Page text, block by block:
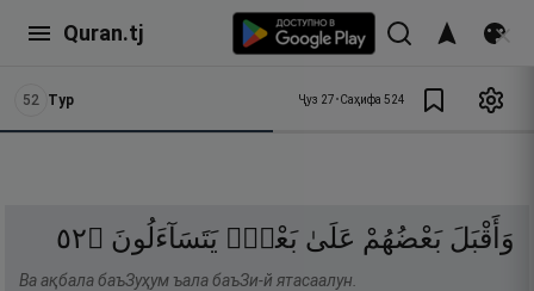
Quran.tj
52 Тур Ҷуз 27•Саҳифа 524
وَأَقْبَلَ بَعْضُهُمْ عَلَىٰ بَعْضٍۢ يَتَسَآءَلُونَ ۝٢٥
Ва ақбала баъЗуҳум ъала баъЗи-й ятасаалун.